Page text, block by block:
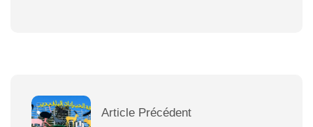
Article Précédent